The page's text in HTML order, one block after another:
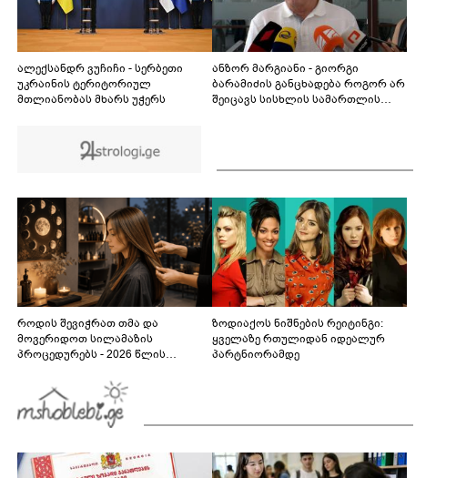
00:54
მალარიის შემთხვევები ევროპის ერთ-ერთ დიდ
აეროპორტში - რამდენად დიდია საფრთხე და
რას წერს მედია?
ალექსანდრ ვუჩიჩი - სერბეთი
უკრაინის ტერიტორიულ
მთლიანობას მხარს უჭერს
ანზორ მარგიანი - გიორგი
ბარამიძის განცხადება როგორ არ
შეიცავს სისხლის სამართლის
როდის შევიჭრათ თმა და
მოვერიდოთ სილამაზის
პროცედურებს - 2026 წლის
გზამკვლევი
ზოდიაქოს ნიშნების რეიტინგი:
ყველაზე რთულიდან იდეალურ
პარტნიორამდე